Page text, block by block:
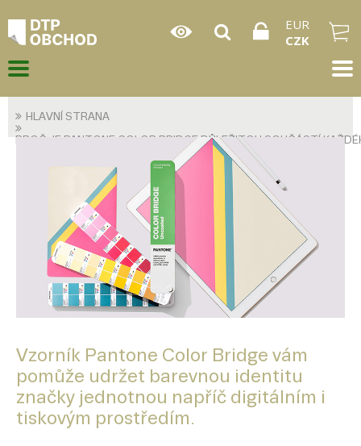
EUR
CZK
HLAVNÍ STRANA
PROČ JE PANTONE COLOR BRIDGE DŮLEŽITOU SOUČÁSTÍ
Vzorník Pantone Color Bridge vám
pomůže udržet barevnou identitu
značky jednotnou napříč digitálním i
tiskovým prostředím.